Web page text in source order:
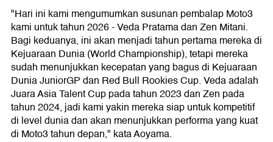
"Hari ini kami mengumumkan susunan pembalap Moto3
kami untuk tahun 2026 - Veda Pratama dan Zen Mitani.
Bagi keduanya, ini akan menjadi tahun pertama mereka di
Kejuaraan Dunia (World Championship), tetapi mereka
sudah menunjukkan kecepatan yang bagus di Kejuaraan
Dunia JuniorGP dan Red Bull Rookies Cup. Veda adalah
Juara Asia Talent Cup pada tahun 2023 dan Zen pada
tahun 2024, jadi kami yakin mereka siap untuk kompetitif
di level dunia dan akan menunjukkan performa yang kuat
di Moto3 tahun depan," kata Aoyama.